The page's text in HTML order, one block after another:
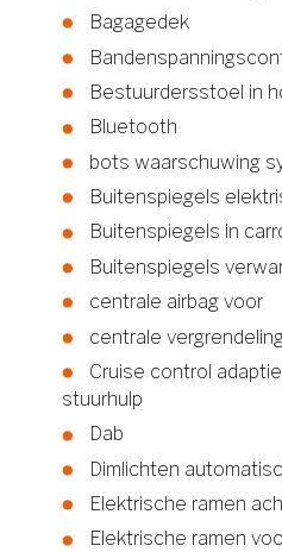
Bagagedek
Bestuurdersstoel in
Bluetooth
bots waarschuwing
Buitenspiegels
Buitenspiegels in
Buitenspiegels
centrale airbag voor
centrale
Cruise control
stuurhulp
Dab
Dimlichten
Elektrische ramen
Elektrische ramen